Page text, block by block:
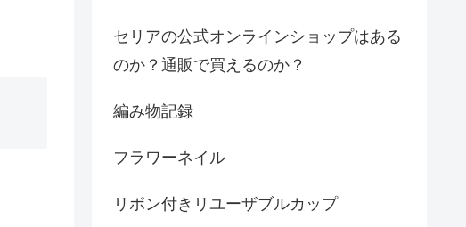
セリアの公式オンラインショップはある
のか？通販で買えるのか？
編み物記録
フラワーネイル
リボン付きリユーザブルカップ